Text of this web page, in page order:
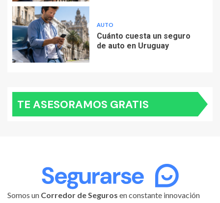
AUTO
Cuánto cuesta un seguro
de auto en Uruguay
TE ASESORAMOS GRATIS
Somos un Corredor de Seguros en constante innovación